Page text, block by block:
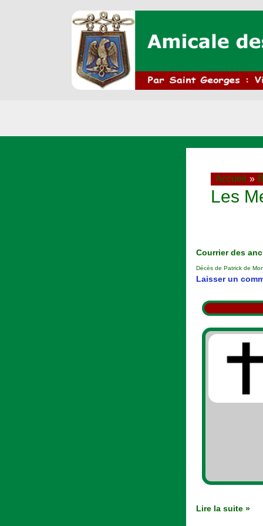
Accueil
Les
Courrier des
Décès de Patrick de
Laisser un
Décès
Patrick
de
Lire la suite »